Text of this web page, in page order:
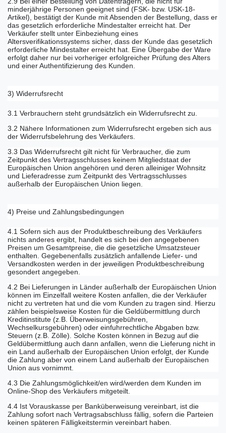
minderjährige Personen geeignet sind (FSK- bzw. USK-18-
Artikel), bestätigt der Kunde mit Absenden der Bestellung, dass er
das gesetzlich erforderliche Mindestalter erreicht hat. Der
Verkäufer stellt unter Einbeziehung eines
Altersverifikationssystems sicher, dass der Kunde das gesetzlich
erforderliche Mindestalter erreicht hat. Eine Übergabe der Ware
erfolgt daher nur bei vorheriger erfolgreicher Prüfung des Alters
und einer Authentifizierung des Kunden.
3) Widerrufsrecht
3.1 Verbrauchern steht grundsätzlich ein Widerrufsrecht zu.
3.2 Nähere Informationen zum Widerrufsrecht ergeben sich aus
der Widerrufsbelehrung des Verkäufers.
3.3 Das Widerrufsrecht gilt nicht für Verbraucher, die zum
Zeitpunkt des Vertragsschlusses keinem Mitgliedstaat der
Europäischen Union angehören und deren alleiniger Wohnsitz
und Lieferadresse zum Zeitpunkt des Vertragsschlusses
außerhalb der Europäischen Union liegen.
4) Preise und Zahlungsbedingungen
4.1 Sofern sich aus der Produktbeschreibung des Verkäufers
nichts anderes ergibt, handelt es sich bei den angegebenen
Preisen um Gesamtpreise, die die gesetzliche Umsatzsteuer
enthalten. Gegebenenfalls zusätzlich anfallende Liefer- und
Versandkosten werden in der jeweiligen Produktbeschreibung
gesondert angegeben.
4.2 Bei Lieferungen in Länder außerhalb der Europäischen Union
können im Einzelfall weitere Kosten anfallen, die der Verkäufer
nicht zu vertreten hat und die vom Kunden zu tragen sind. Hierzu
zählen beispielsweise Kosten für die Geldübermittlung durch
Kreditinstitute (z.B. Überweisungsgebühren,
Wechselkursgebühren) oder einfuhrrechtliche Abgaben bzw.
Steuern (z.B. Zölle). Solche Kosten können in Bezug auf die
Geldübermittlung auch dann anfallen, wenn die Lieferung nicht in
ein Land außerhalb der Europäischen Union erfolgt, der Kunde
die Zahlung aber von einem Land außerhalb der Europäischen
Union aus vornimmt.
4.3 Die Zahlungsmöglichkeit/en wird/werden dem Kunden im
Online-Shop des Verkäufers mitgeteilt.
4.4 Ist Vorauskasse per Banküberweisung vereinbart, ist die
Zahlung sofort nach Vertragsabschluss fällig, sofern die Parteien
keinen späteren Fälligkeitstermin vereinbart haben.